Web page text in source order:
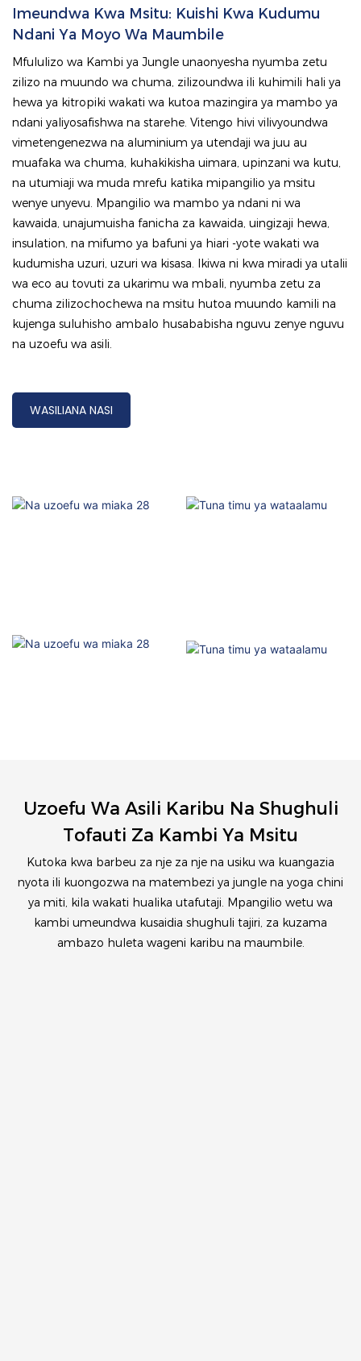
Imeundwa Kwa Msitu: Kuishi Kwa Kudumu
Ndani Ya Moyo Wa Maumbile
Mfululizo wa Kambi ya Jungle unaonyesha nyumba zetu
zilizo na muundo wa chuma, zilizoundwa ili kuhimili hali ya
hewa ya kitropiki wakati wa kutoa mazingira ya mambo ya
ndani yaliyosafishwa na starehe. Vitengo hivi vilivyoundwa
vimetengenezwa na aluminium ya utendaji wa juu au
muafaka wa chuma, kuhakikisha uimara, upinzani wa kutu,
na utumiaji wa muda mrefu katika mipangilio ya msitu
wenye unyevu. Mpangilio wa mambo ya ndani ni wa
kawaida, unajumuisha fanicha za kawaida, uingizaji hewa,
insulation, na mifumo ya bafuni ya hiari -yote wakati wa
kudumisha uzuri, uzuri wa kisasa. Ikiwa ni kwa miradi ya utalii
wa eco au tovuti za ukarimu wa mbali, nyumba zetu za
chuma zilizochochewa na msitu hutoa muundo kamili na
kujenga suluhisho ambalo husababisha nguvu zenye nguvu
na uzoefu wa asili.
WASILIANA NASI
Uzoefu Wa Asili Karibu Na Shughuli
Tofauti Za Kambi Ya Msitu
Kutoka kwa barbeu za nje za nje na usiku wa kuangazia
nyota ili kuongozwa na matembezi ya jungle na yoga chini
ya miti, kila wakati hualika utafutaji. Mpangilio wetu wa
kambi umeundwa kusaidia shughuli tajiri, za kuzama
ambazo huleta wageni karibu na maumbile.